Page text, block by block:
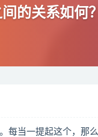
的关系如何？
当一提起这个，那么